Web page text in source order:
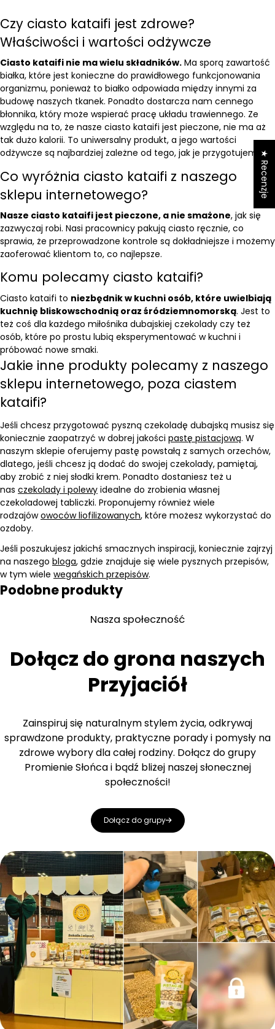
Czy ciasto kataifi jest zdrowe?
Właściwości i wartości odżywcze
Ciasto kataifi nie ma wielu składników. Ma sporą zawartość
białka, które jest konieczne do prawidłowego funkcjonowania
organizmu, ponieważ to białko odpowiada między innymi za
budowę naszych tkanek. Ponadto dostarcza nam cennego
błonnika, który może wspierać pracę układu trawiennego. Ze
względu na to, że nasze ciasto kataifi jest pieczone, nie ma aż
tak dużo kalorii. To uniwersalny produkt, a jego wartości
odżywcze są najbardziej zależne od tego, jak je przygotujemy.
Co wyróżnia ciasto kataifi z naszego
sklepu internetowego?
Nasze ciasto kataifi jest pieczone, a nie smażone, jak się
zazwyczaj robi. Nasi pracownicy pakują ciasto ręcznie, co
sprawia, że przeprowadzone kontrole są dokładniejsze i możemy
zaoferować klientom to, co najlepsze.
Komu polecamy ciasto kataifi?
Ciasto kataifi to niezbędnik w kuchni osób, które uwielbiają
kuchnię bliskowschodnią oraz śródziemnomorską. Jest to
też coś dla każdego miłośnika dubajskiej czekolady czy też
osób, które po prostu lubią eksperymentować w kuchni i
próbować nowe smaki.
Jakie inne produkty polecamy z naszego
sklepu internetowego, poza ciastem
kataifi?
Jeśli chcesz przygotować pyszną czekoladę dubajską musisz się
koniecznie zaopatrzyć w dobrej jakości pastę pistacjową. W
naszym sklepie oferujemy pastę powstałą z samych orzechów,
dlatego, jeśli chcesz ją dodać do swojej czekolady, pamiętaj,
aby zrobić z niej słodki krem. Ponadto dostaniesz też u
nas czekolady i polewy idealne do zrobienia własnej
czekoladowej tabliczki. Proponujemy również wiele
rodzajówowoców liofilizowanych, które możesz wykorzystać do
ozdoby.
Jeśli poszukujesz jakichś smacznych inspiracji, koniecznie zajrzyj
na naszego bloga, gdzie znajduje się wiele pysznych przepisów,
w tym wiele wegańskich przepisów.
Podobne produkty
Nasza społeczność
Dołącz do grona naszych
Przyjaciół
Zainspiruj się naturalnym stylem życia, odkrywaj
sprawdzone produkty, praktyczne porady i pomysły na
zdrowe wybory dla całej rodziny. Dołącz do grupy
Promienie Słońca i bądź bliżej naszej słonecznej
społeczności!
Dołącz do grupy
★ Recenzje